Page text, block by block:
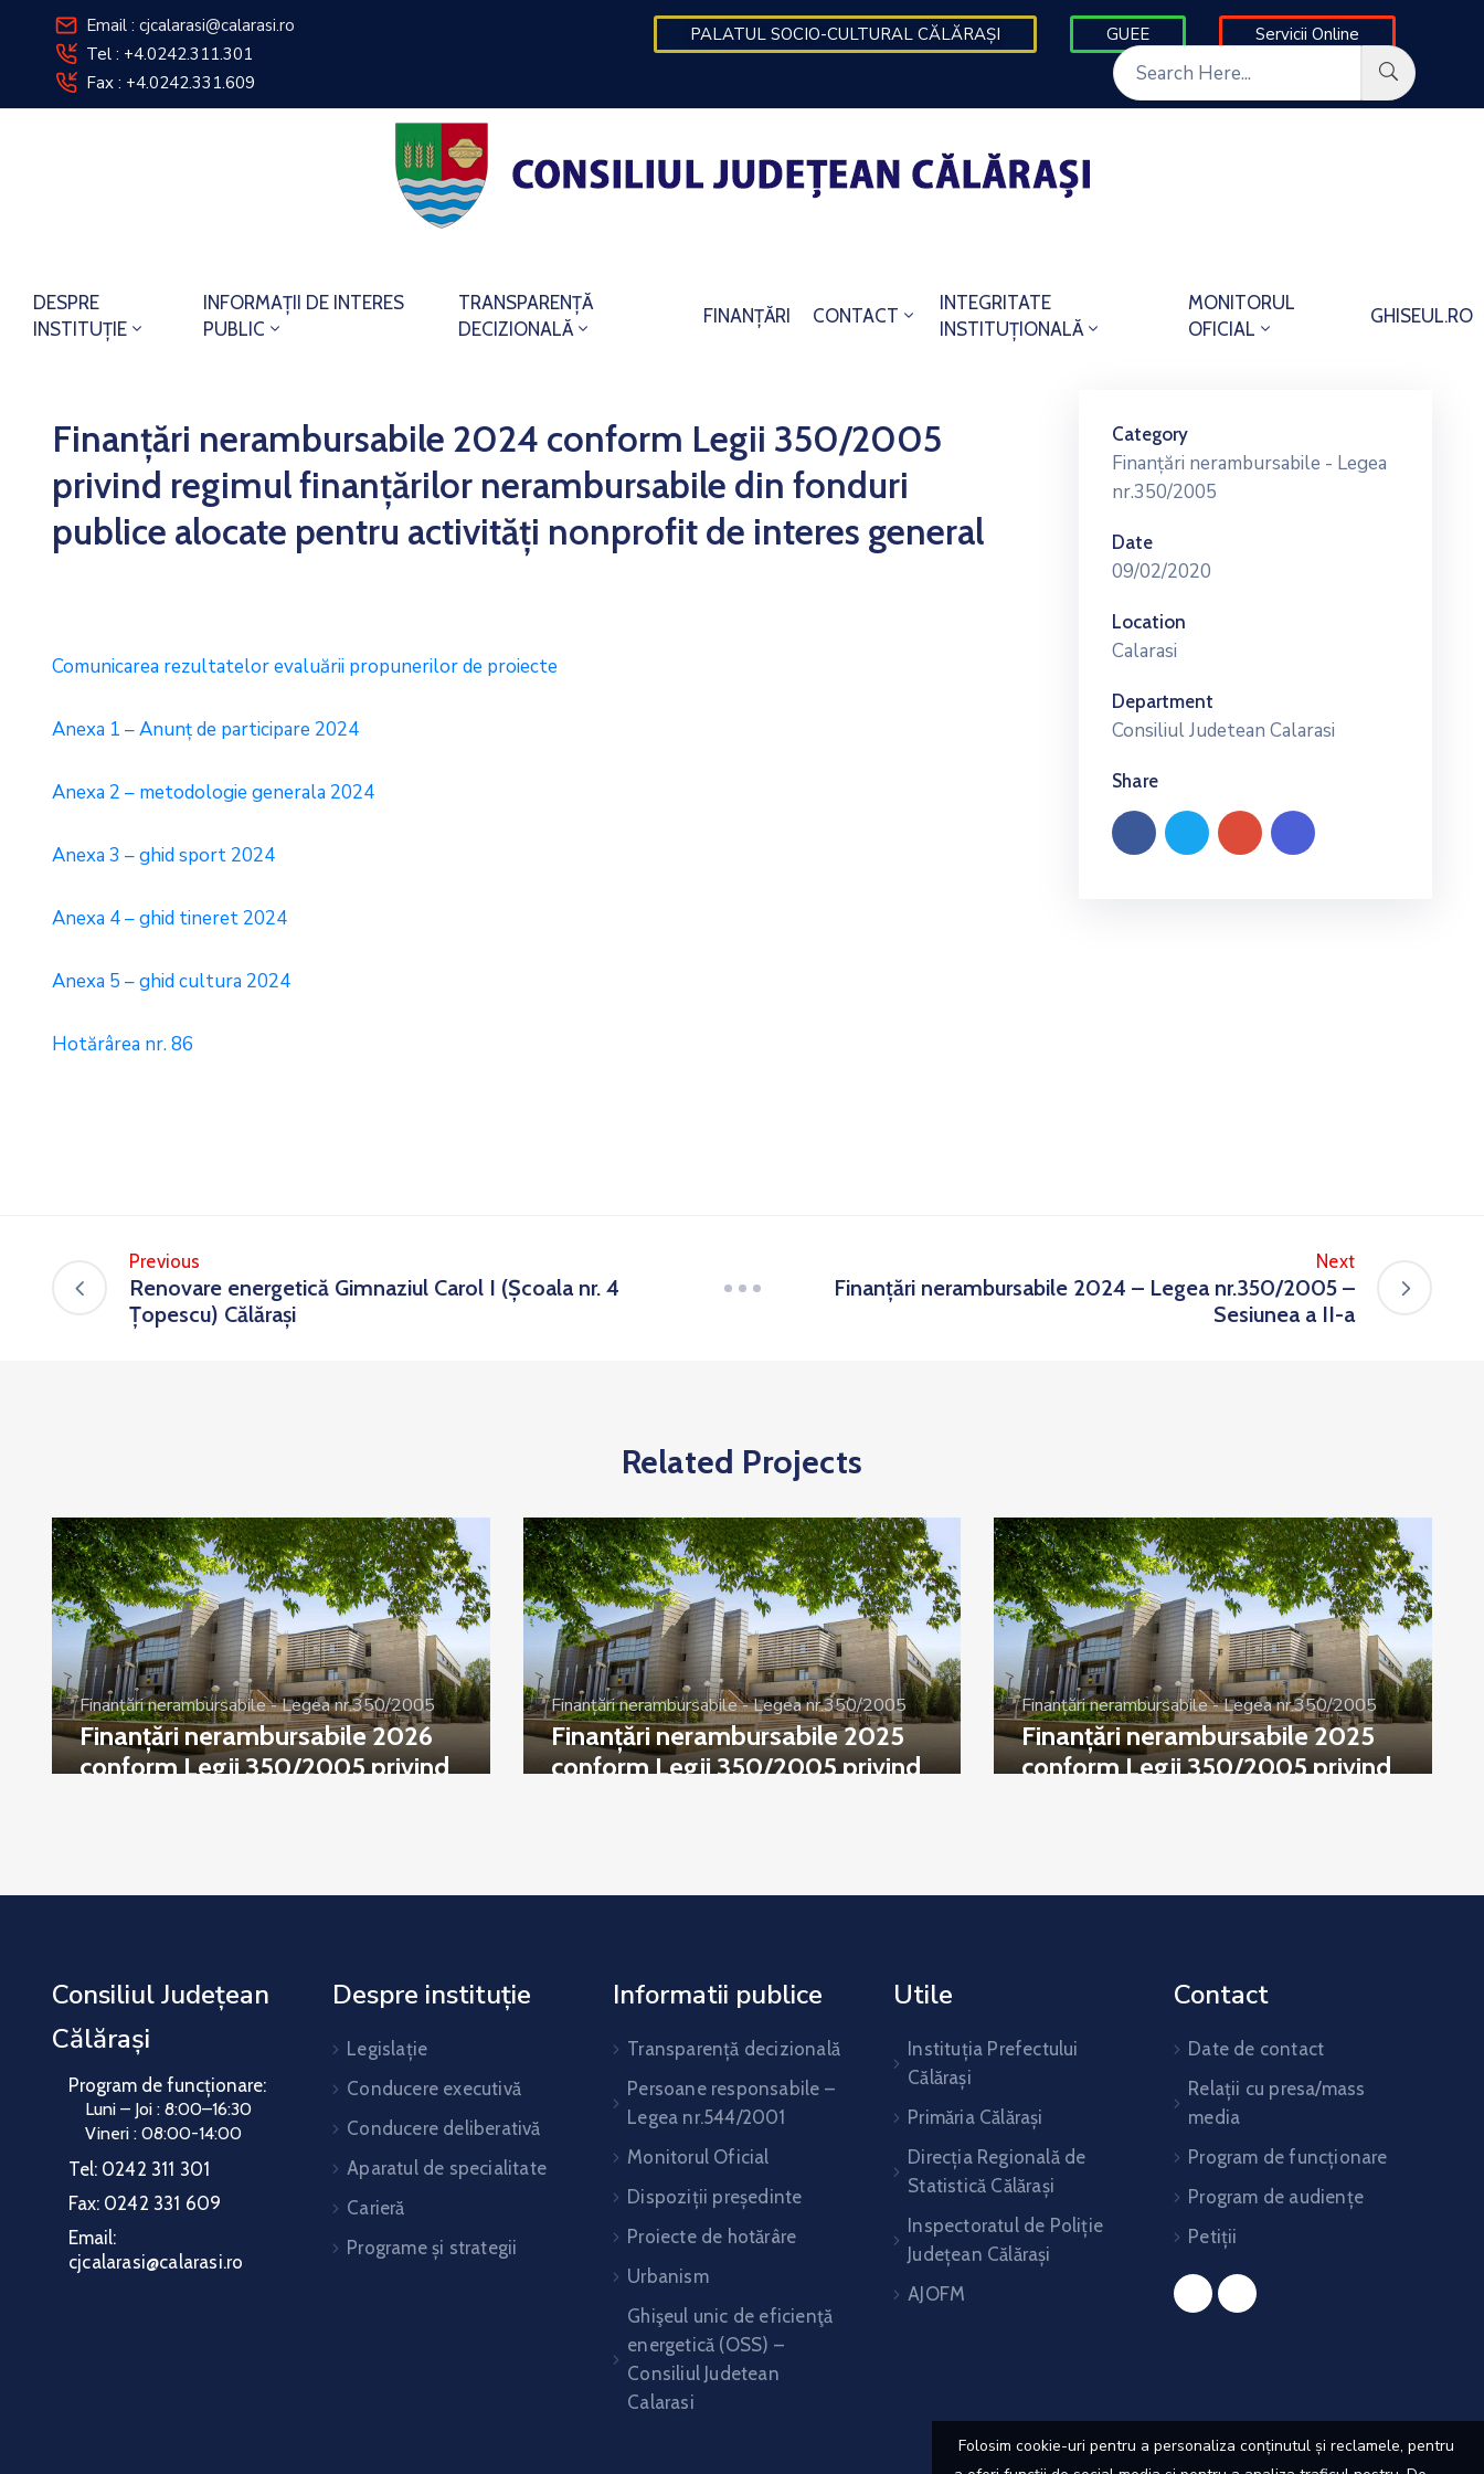
Email : cjcalarasi@calarasi.ro
Tel : +4.0242.311.301
Fax : +4.0242.331.609
PALATUL SOCIO-CULTURAL CĂLĂRAȘI GUEE Servicii Online
DESPRE
INSTITUȚIE
INFORMAȚII DE INTERES
PUBLIC
TRANSPARENȚĂ
DECIZIONALĂ
FINANȚĂRI CONTACT
INTEGRITATE
INSTITUȚIONALĂ
MONITORUL
OFICIAL
GHISEUL.RO
Finanțări nerambursabile 2024 conform Legii 350/2005
privind regimul finanțărilor nerambursabile din fonduri
publice alocate pentru activități nonprofit de interes general
Comunicarea rezultatelor evaluării propunerilor de proiecte
Anexa 1 – Anunț de participare 2024
Anexa 2 – metodologie generala 2024
Anexa 3 – ghid sport 2024
Anexa 4 – ghid tineret 2024
Anexa 5 – ghid cultura 2024
Hotărârea nr. 86
Category
Finanțări nerambursabile - Legea
nr.350/2005
Date
09/02/2020
Location
Calarasi
Department
Consiliul Judetean Calarasi
Share
Previous
Renovare energetică Gimnaziul Carol I (Școala nr. 4
Țopescu) Călărași
Next
Finanțări nerambursabile 2024 – Legea nr.350/2005 –
Sesiunea a II-a
Related Projects
Finanțări nerambursabile - Legea nr.350/2005
Finanțări nerambursabile 2026
conform Legii 350/2005 privind
general pe anul 2026
Finanțări nerambursabile - Legea nr.350/2005
Finanțări nerambursabile 2025
conform Legii 350/2005 privind
general – Sesiunea a III-a 2025
Finanțări nerambursabile - Legea nr.350/2005
Finanțări nerambursabile 2025
conform Legii 350/2005 privind
general – Sesiunea a II-a 2025
Consiliul Județean
Călărași
Program de funcționare:
Luni – Joi : 8:00–16:30
Vineri : 08:00-14:00
Tel: 0242 311 301
Fax: 0242 331 609
Email:
cjcalarasi@calarasi.ro
Despre instituție
Legislație
Conducere executivă
Conducere deliberativă
Aparatul de specialitate
Carieră
Programe și strategii
Informatii publice
Transparență decizională
Persoane responsabile –
Legea nr.544/2001
Monitorul Oficial
Dispoziții președinte
Proiecte de hotărâre
Urbanism
Ghişeul unic de eficienţă
energetică (OSS) –
Consiliul Judetean
Calarasi
Utile
Instituția Prefectului
Călărași
Primăria Călărași
Direcția Regională de
Statistică Călărași
Inspectoratul de Poliție
Județean Călărași
AJOFM
Contact
Date de contact
Relații cu presa/mass
media
Program de funcționare
Program de audiențe
Petiții
Folosim cookie-uri pentru a personaliza conținutul și reclamele, pentru